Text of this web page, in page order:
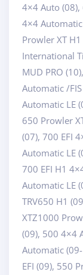
4×4 Auto
4×4
Prowler XT
International
MUD PRO
Automatic /
Automatic LE
650 Prowler
(07), 700 EFI
Automatic LE
700 EFI H1
Automatic LE
TRV650 H1
XTZ1000
(09), 500 4×4
Automatic
EFI (09), 550